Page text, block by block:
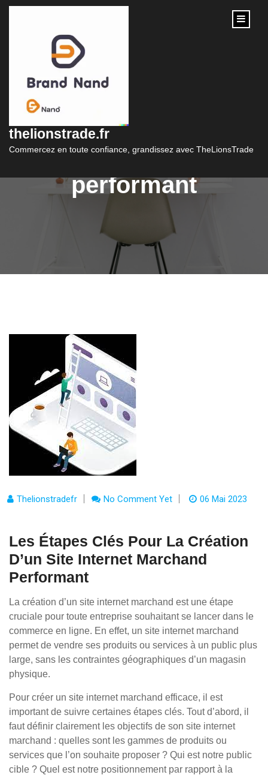
content
thelionstrade.fr
Commercez en toute confiance, grandissez avec TheLionsTrade
Les étapes clés pour
la création d’un site
internet marchand
performant
Thelionstradefr No Comment Yet 06 Mai 2023
Les Étapes Clés Pour La Création
D’un Site Internet Marchand
Performant
La création d’un site internet marchand est une étape
cruciale pour toute entreprise souhaitant se lancer dans le
commerce en ligne. En effet, un site internet marchand
permet de vendre ses produits ou services à un public plus
large, sans les contraintes géographiques d’un magasin
physique.
Pour créer un site internet marchand efficace, il est
important de suivre certaines étapes clés. Tout d’abord, il
faut définir clairement les objectifs de son site internet
marchand : quelles sont les gammes de produits ou
services que l’on souhaite proposer ? Qui est notre public
cible ? Quel est notre positionnement par rapport à la